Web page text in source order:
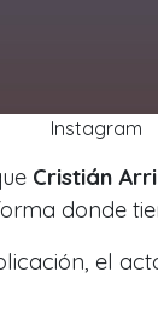
Instagram
Cristián
donde
el